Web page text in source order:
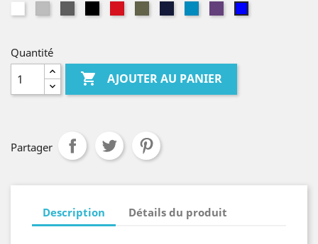
Quantité
 AJOUTER AU PANIER
Partager
Description Détails du produit